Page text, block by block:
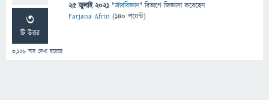
3
টি উত্তর
3,126 বার দেখা হয়েছে
25 জুলাই 2021 "জীববিজ্ঞান" বিভাগে জিজ্ঞাসাকরেছেন
Farjana Afrin (140 পয়েন্ট)